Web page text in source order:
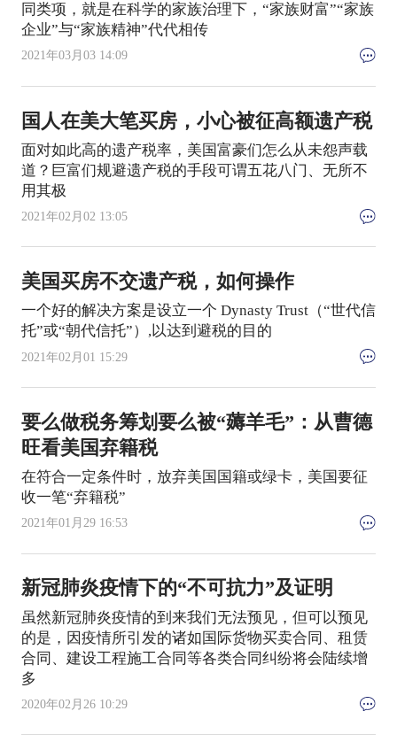
同类项，就是在科学的家族治理下，“家族财富”“家族
企业”与“家族精神”代代相传
2021年03月03 14:09
国人在美大笔买房，小心被征高额遗产税
面对如此高的遗产税率，美国富豪们怎么从未怨声载
道？巨富们规避遗产税的手段可谓五花八门、无所不
用其极
2021年02月02 13:05
美国买房不交遗产税，如何操作
一个好的解决方案是设立一个 Dynasty Trust（“世代信
托”或“朝代信托”）,以达到避税的目的
2021年02月01 15:29
要么做税务筹划要么被“薅羊毛”：从曹德
旺看美国弃籍税
在符合一定条件时，放弃美国国籍或绿卡，美国要征
收一笔“弃籍税”
2021年01月29 16:53
新冠肺炎疫情下的“不可抗力”及证明
虽然新冠肺炎疫情的到来我们无法预见，但可以预见
的是，因疫情所引发的诸如国际货物买卖合同、租赁
合同、建设工程施工合同等各类合同纠纷将会陆续增
多
2020年02月26 10:29